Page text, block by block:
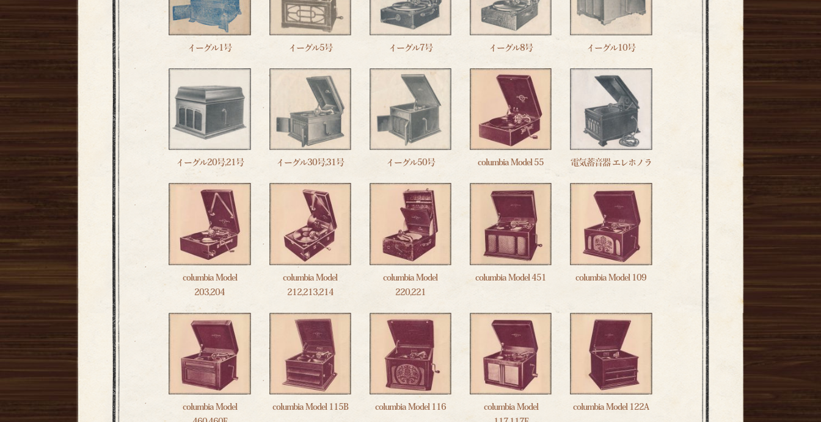
イーグル1号 イーグル5号 イーグル7号 イーグル8号 イーグル10号
イーグル20号,21号 イーグル30号,31号 イーグル50号 columbia Model 55 電気蓄音器 エレホノラ
columbia Model
203,204
columbia Model
212,213,214
columbia Model
220,221
columbia Model 451 columbia Model 109
columbia Model
columbia Model 115B columbia Model 116
columbia Model
columbia Model 122A